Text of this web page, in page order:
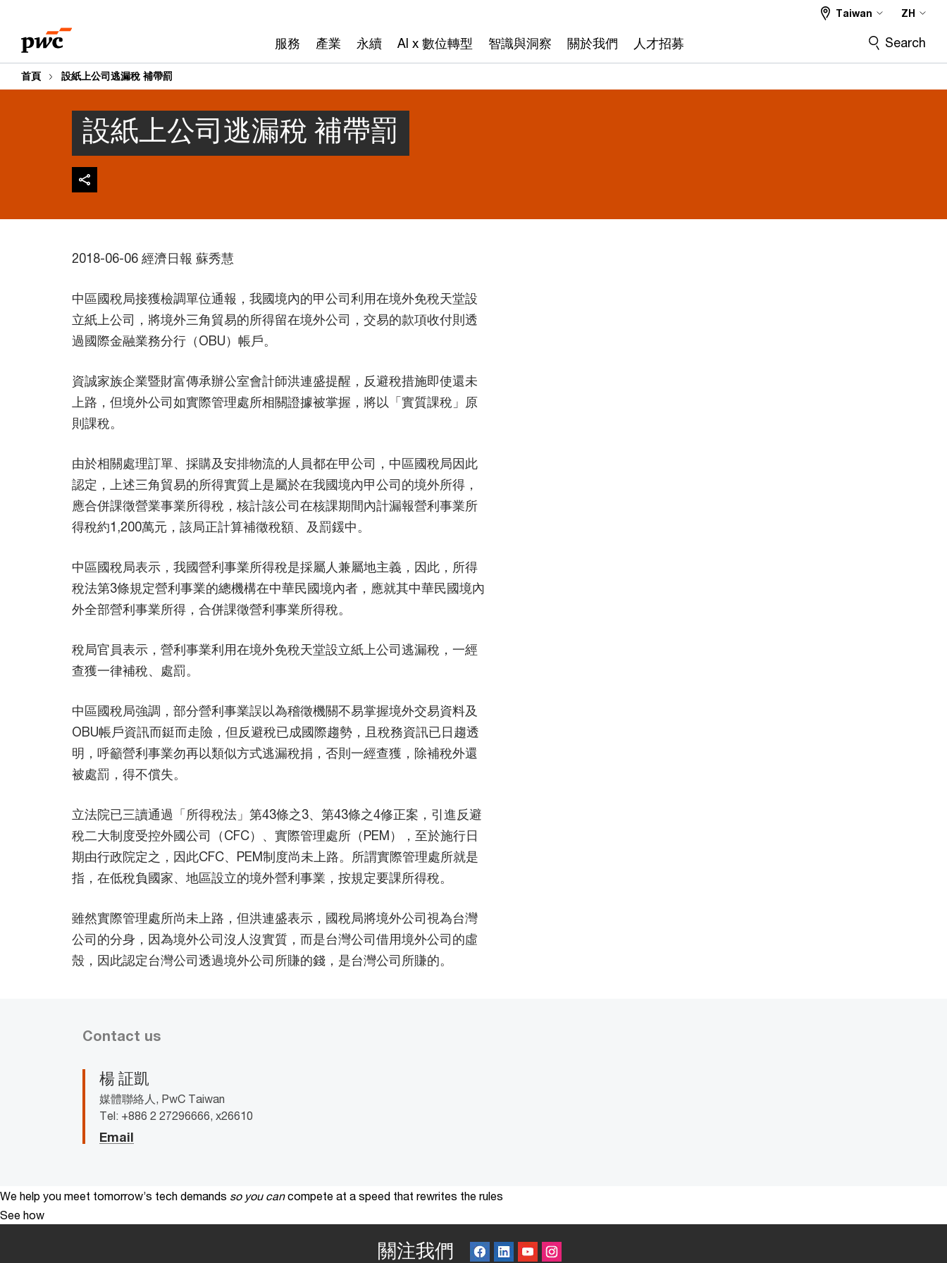
content
footer
服務 產業 永續 AI x 數位轉型 智識與洞察 關於我們 人才招募
Taiwan ZH
Search
首頁 設紙上公司逃漏稅 補帶罰
設紙上公司逃漏稅 補帶罰
2018-06-06 經濟日報 蘇秀慧
中區國稅局接獲檢調單位通報，我國境內的甲公司利用在境外免稅天堂設
立紙上公司，將境外三角貿易的所得留在境外公司，交易的款項收付則透
過國際金融業務分行（OBU）帳戶。
資誠家族企業暨財富傳承辦公室會計師洪連盛提醒，反避稅措施即使還未
上路，但境外公司如實際管理處所相關證據被掌握，將以「實質課稅」原
則課稅。
由於相關處理訂單、採購及安排物流的人員都在甲公司，中區國稅局因此
認定，上述三角貿易的所得實質上是屬於在我國境內甲公司的境外所得，
應合併課徵營業事業所得稅，核計該公司在核課期間內計漏報營利事業所
得稅約1,200萬元，該局正計算補徵稅額、及罰鍰中。
中區國稅局表示，我國營利事業所得稅是採屬人兼屬地主義，因此，所得
稅法第3條規定營利事業的總機構在中華民國境內者，應就其中華民國境內
外全部營利事業所得，合併課徵營利事業所得稅。
稅局官員表示，營利事業利用在境外免稅天堂設立紙上公司逃漏稅，一經
查獲一律補稅、處罰。
中區國稅局強調，部分營利事業誤以為稽徵機關不易掌握境外交易資料及
OBU帳戶資訊而鋌而走險，但反避稅已成國際趨勢，且稅務資訊已日趨透
明，呼籲營利事業勿再以類似方式逃漏稅捐，否則一經查獲，除補稅外還
被處罰，得不償失。
立法院已三讀通過「所得稅法」第43條之3、第43條之4修正案，引進反避
稅二大制度受控外國公司（CFC）、實際管理處所（PEM），至於施行日
期由行政院定之，因此CFC、PEM制度尚未上路。所謂實際管理處所就是
指，在低稅負國家、地區設立的境外營利事業，按規定要課所得稅。
雖然實際管理處所尚未上路，但洪連盛表示，國稅局將境外公司視為台灣
公司的分身，因為境外公司沒人沒實質，而是台灣公司借用境外公司的虛
殼，因此認定台灣公司透過境外公司所賺的錢，是台灣公司所賺的。
Contact us
楊 証凱
媒體聯絡人, PwC Taiwan
Tel: +886 2 27296666, x26610
Email
We help you meet tomorrow’s tech demands so you can compete at a speed that rewrites the rules
See how
關注我們